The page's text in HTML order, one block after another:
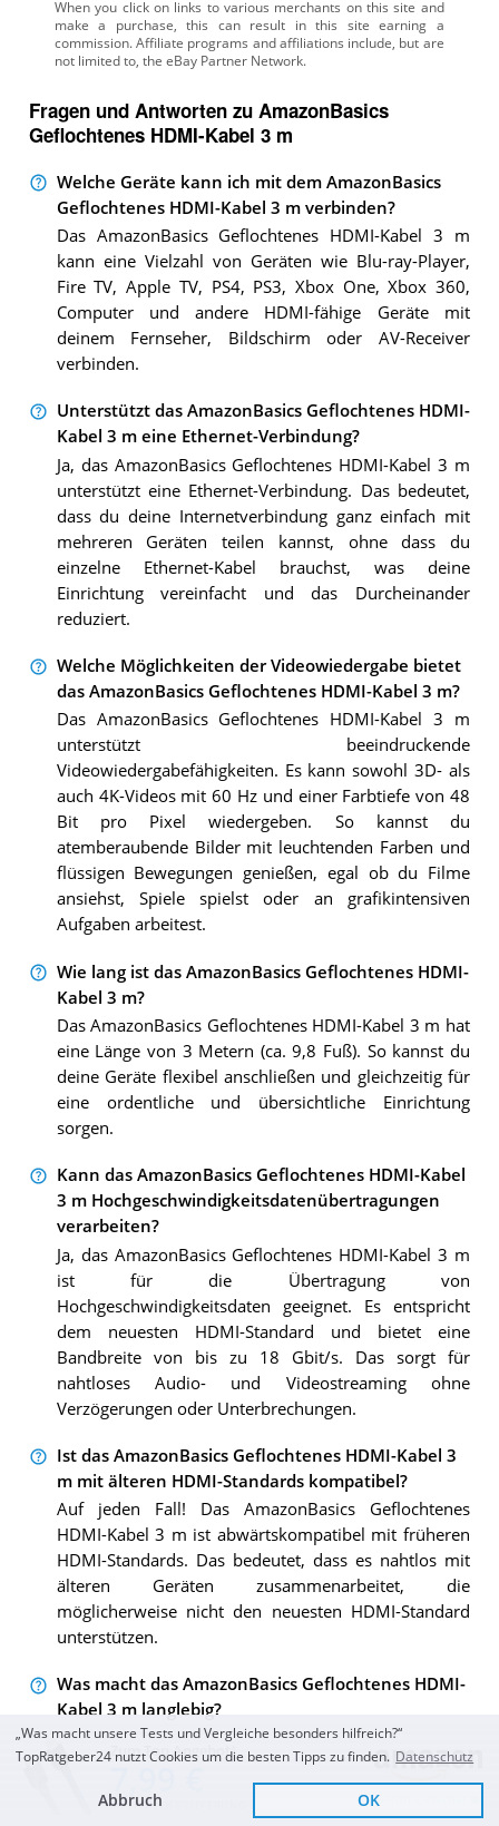
Zum Top Angebot
KOSTENLOSE LIEFERUNG Sofort Lieferbar
Fragen und Antworten zu AmazonBasics
Geflochtenes HDMI-Kabel 3 m
Welche Geräte kann ich mit dem AmazonBasics
Geflochtenes HDMI-Kabel 3 m verbinden?
Das AmazonBasics Geflochtenes HDMI-Kabel 3 m
kann eine Vielzahl von Geräten wie Blu-ray-Player,
Fire TV, Apple TV, PS4, PS3, Xbox One, Xbox 360,
Computer und andere HDMI-fähige Geräte mit
deinem Fernseher, Bildschirm oder AV-Receiver
verbinden.
Unterstützt das AmazonBasics Geflochtenes HDMI-
Kabel 3 m eine Ethernet-Verbindung?
Ja, das AmazonBasics Geflochtenes HDMI-Kabel 3 m
unterstützt eine Ethernet-Verbindung. Das bedeutet,
dass du deine Internetverbindung ganz einfach mit
mehreren Geräten teilen kannst, ohne dass du
einzelne Ethernet-Kabel brauchst, was deine
Einrichtung vereinfacht und das Durcheinander
reduziert.
Welche Möglichkeiten der Videowiedergabe bietet
das AmazonBasics Geflochtenes HDMI-Kabel 3 m?
Das AmazonBasics Geflochtenes HDMI-Kabel 3 m
unterstützt beeindruckende
Videowiedergabefähigkeiten. Es kann sowohl 3D- als
auch 4K-Videos mit 60 Hz und einer Farbtiefe von 48
Bit pro Pixel wiedergeben. So kannst du
atemberaubende Bilder mit leuchtenden Farben und
flüssigen Bewegungen genießen, egal ob du Filme
ansiehst, Spiele spielst oder an grafikintensiven
Aufgaben arbeitest.
Wie lang ist das AmazonBasics Geflochtenes HDMI-
Kabel 3 m?
Das AmazonBasics Geflochtenes HDMI-Kabel 3 m hat
eine Länge von 3 Metern (ca. 9,8 Fuß). So kannst du
deine Geräte flexibel anschließen und gleichzeitig für
eine ordentliche und übersichtliche Einrichtung
sorgen.
Kann das AmazonBasics Geflochtenes HDMI-Kabel
3 m Hochgeschwindigkeitsdatenübertragungen
verarbeiten?
Ja, das AmazonBasics Geflochtenes HDMI-Kabel 3 m
ist für die Übertragung von
Hochgeschwindigkeitsdaten geeignet. Es entspricht
dem neuesten HDMI-Standard und bietet eine
Bandbreite von bis zu 18 Gbit/s. Das sorgt für
nahtloses Audio- und Videostreaming ohne
Verzögerungen oder Unterbrechungen.
Ist das AmazonBasics Geflochtenes HDMI-Kabel 3
m mit älteren HDMI-Standards kompatibel?
Auf jeden Fall! Das AmazonBasics Geflochtenes
HDMI-Kabel 3 m ist abwärtskompatibel mit früheren
HDMI-Standards. Das bedeutet, dass es nahtlos mit
älteren Geräten zusammenarbeitet, die
möglicherweise nicht den neuesten HDMI-Standard
unterstützen.
Was macht das AmazonBasics Geflochtenes HDMI-
Kabel 3 m langlebig?
Das AmazonBasics Geflochtenes HDMI-Kabel 3 m
zeichnet sich durch seine Langlebigkeit aus. Es verfügt
über ein geflochtenes Design, das einen zusätzlichen
Schutz vor Abnutzung bietet. Das macht es ideal für
„Was macht unsere Tests und Vergleiche besonders hilfreich?“
TopRatgeber24 nutzt Cookies um die besten Tipps zu finden. Datenschutz
Abbruch OK